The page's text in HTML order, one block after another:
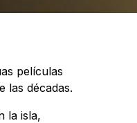
películas
las décadas.
la isla,